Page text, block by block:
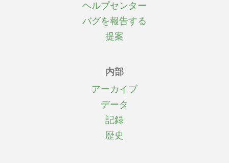
ヘルプセンター
バグを報告する
提案
内部
アーカイブ
データ
記録
歴史